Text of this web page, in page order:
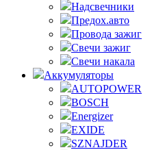
Надсвечники
Предох.авто
Провода зажиг
Свечи зажиг
Свечи накала
Аккумуляторы
AUTOPOWER
BOSCH
Energizer
EXIDE
SZNAJDER